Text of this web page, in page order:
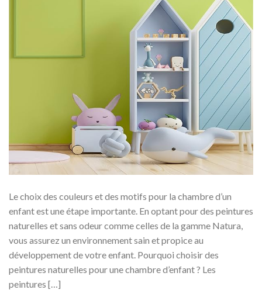
Le choix des couleurs et des motifs pour la chambre d’un
enfant est une étape importante. En optant pour des peintures
naturelles et sans odeur comme celles de la gamme Natura,
vous assurez un environnement sain et propice au
développement de votre enfant. Pourquoi choisir des
peintures naturelles pour une chambre d’enfant ? Les
peintures […]